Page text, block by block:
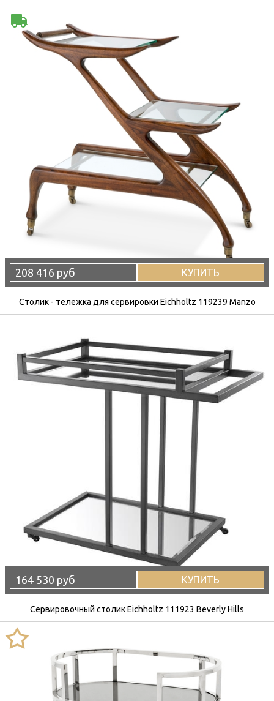
208 416 руб КУПИТЬ
Столик - тележка для сервировки Eichholtz 119239 Manzo
164 530 руб КУПИТЬ
Сервировочный столик Eichholtz 111923 Beverly Hills